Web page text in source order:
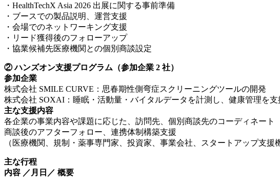
・HealthTechX Asia 2026 出展に関する事前準備
・ブースでの製品説明、運営支援
・会場でのネットワーキング支援
・リード獲得後のフォローアップ
・協業候補先医療機関との個別商談設定
② ハンズオン支援プログラム（参加企業 2 社）
参加企業
株式会社 SMILE CURVE：思春期性側弯症スクリーニングツールの開発
株式会社 SOXAI：睡眠・活動量・バイタルデータを計測し、健康管理を
主な支援内容
各企業の事業内容や課題に応じた、訪問先、個別商談先のコーディネート
商談後のアフターフォロー、連携体制構築支援
（医療機関、規制・薬事専門家、投資家、事業会社、スタートアップ支援
主な行程
内容 ／月日／ 概要